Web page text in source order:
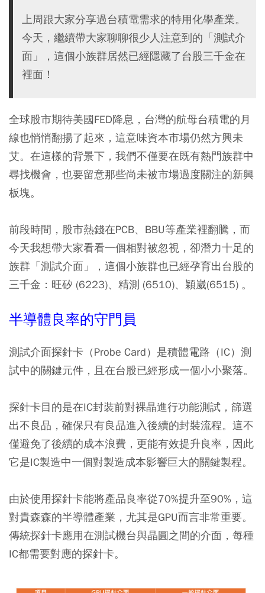
上周跟大家分享過台積電需求的特用化學產業。
今天，繼續帶大家聊聊很少人注意到的「測試介
面」，這個小族群居然已經隱藏了台股三千金在
裡面！
全球股市期待美國FED降息，台灣的航母台積電的月
線也悄悄翻揚了起來，這意味資本市場仍然方興未
艾。在這樣的背景下，我們不僅要在既有熱門族群中
尋找機會，也要留意那些尚未被市場過度關注的新興
板塊。
前段時間，股市熱錢在PCB、BBU等產業裡翻騰，而
今天我想帶大家看看一個相對被忽視，卻潛力十足的
族群「測試介面」，這個小族群也已經孕育出台股的
三千金：旺矽 (6223)、精測 (6510)、穎崴(6515) 。
半導體良率的守門員
測試介面探針卡（Probe Card）是積體電路（IC）測
試中的關鍵元件，且在台股已經形成一個小小聚落。
探針卡目的是在IC封裝前對裸晶進行功能測試，篩選
出不良品，確保只有良品進入後續的封裝流程。這不
僅避免了後續的成本浪費，更能有效提升良率，因此
它是IC製造中一個對製造成本影響巨大的關鍵製程。
由於使用探針卡能將產品良率從70%提升至90%，這
對貴森森的半導體產業，尤其是GPU而言非常重要。
傳統探針卡應用在測試機台與晶圓之間的介面，每種
IC都需要對應的探針卡。